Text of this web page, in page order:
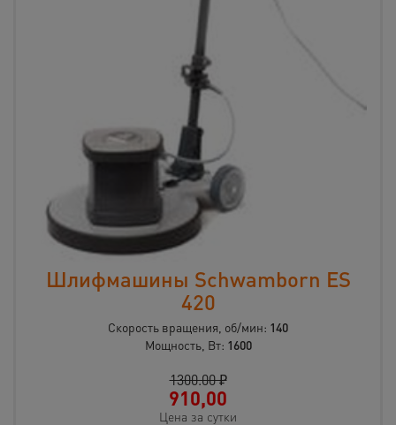
Шлифмашины Schwamborn ES
420
Скорость вращения, об/мин: 140
Мощность, Вт: 1600
1300.00 ₽
910,00
Цена за сутки